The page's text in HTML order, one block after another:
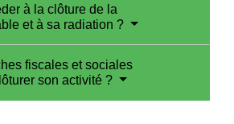
à la clôture de la
et à sa radiation ?
fiscales et sociales
son activité ?